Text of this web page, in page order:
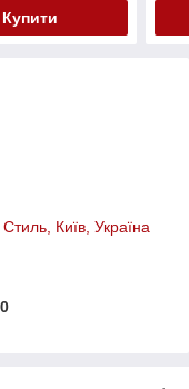
Купити
Київ, Україна